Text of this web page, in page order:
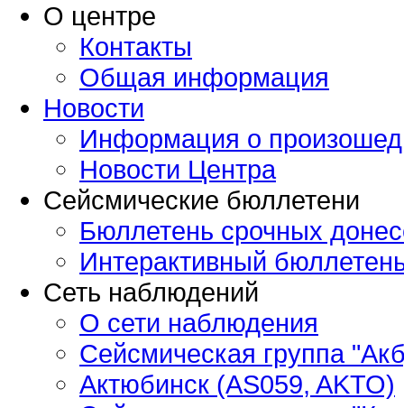
O центре
Контакты
Общая информация
Новости
Информация о
Новости Центра
Сейсмические бюллетени
Бюллетень срочных
Интерактивный
Сеть наблюдений
О сети наблюдения
Сейсмическая группа
Актюбинск (AS059, AKTO)